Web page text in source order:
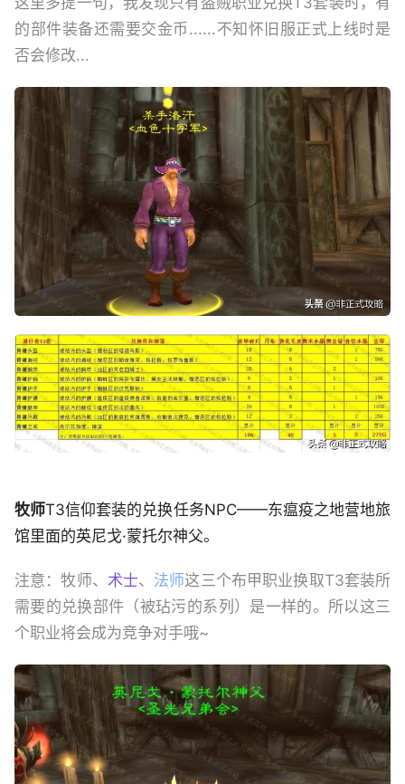
的部件装备还需要交金币......不知怀旧服正式上线时是
否会修改...
牧师T3信仰套装的兑换任务NPC——东瘟疫之地营地旅
馆里面的英尼戈·蒙托尔神父。
注意：牧师、 术士、 法师这三个布甲职业换取T3套装所
需要的兑换部件（被玷污的系列）是一样的。所以这三
个职业将会成为竞争对手哦~